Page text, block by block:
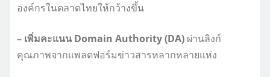
องค์กรในตลาดไทยให้กว้างขึ้น
– เพิ่มคะแนน Domain Authority (DA) ผ่านลิงก์
คุณภาพจากแพลตฟอร์มข่าวสารหลากหลายแห่ง